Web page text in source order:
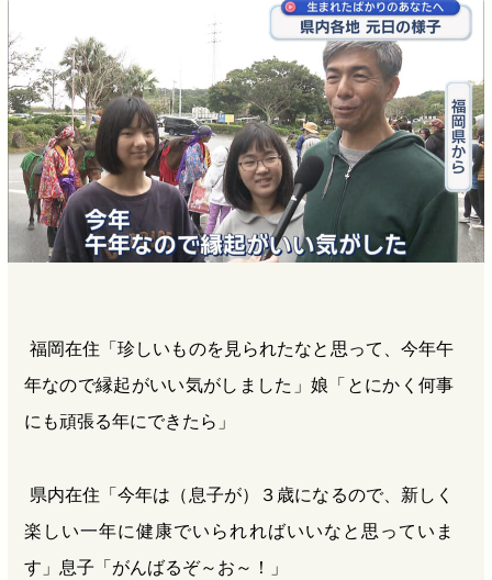
福岡在住「珍しいものを見られたなと思って、今年午
年なので縁起がいい気がしました」娘「とにかく何事
にも頑張る年にできたら」
県内在住「今年は（息子が）３歳になるので、新しく
楽しい一年に健康でいられればいいなと思っていま
す」息子「がんばるぞ～お～！」